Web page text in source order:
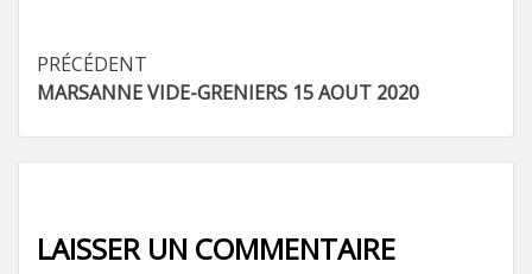
Navigation
d’article
PRÉCÉDENT
MARSANNE VIDE-GRENIERS 15 AOUT 2020
LAISSER UN COMMENTAIRE